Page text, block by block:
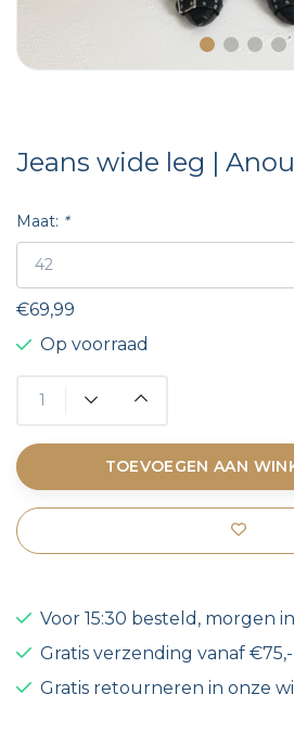
Jeans wide leg |
Maat: *
€69,99
Op voorraad
TOEVOEGEN AAN
Voor 15:30 besteld, morgen
Gratis verzending vanaf €75,-
Gratis retourneren in onze